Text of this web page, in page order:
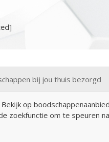
bij jou thuis bezorgd
op
zoekfunctie om te speuren